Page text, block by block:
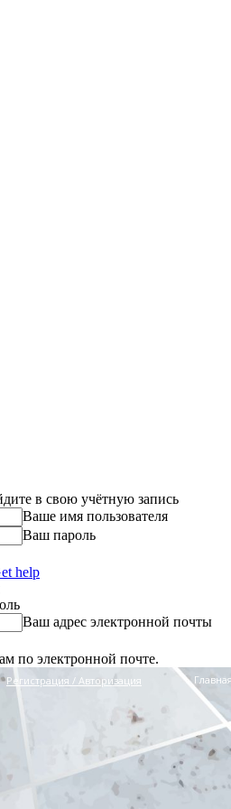
в свою учётную запись
Ваше имя пользователя
Ваш пароль
help
Ваш адрес электронной почты
по электронной почте.
Регистрация / Авторизация Главная